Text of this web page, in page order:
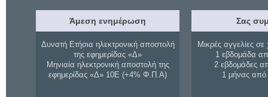
Άμεση ενημέρωση
Δυνατή Ετήσια ηλεκτρονική αποστολή
της εφημερίδας «Δ»
Μηνιαία ηλεκτρονική αποστολή της
εφημερίδας «Δ» 10Ε (+4% Φ.Π.Α)
Σας
Μικρές αγγελίες σε
1 εβδομάδα
2 εβδομάδες
1 μήνας